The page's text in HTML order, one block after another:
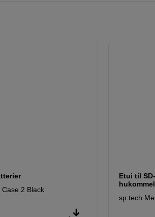
2 Black
Etui til
sp.tech